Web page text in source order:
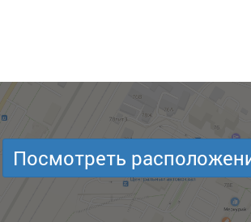
Посмотреть